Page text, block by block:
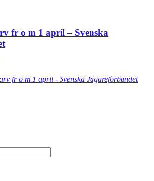
fr o m 1 april – Svenska
fr o m 1 april - Svenska Jägareförbundet